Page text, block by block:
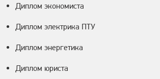
Диплом экономиста
Диплом электрика ПТУ
Диплом энергетика
Диплом юриста